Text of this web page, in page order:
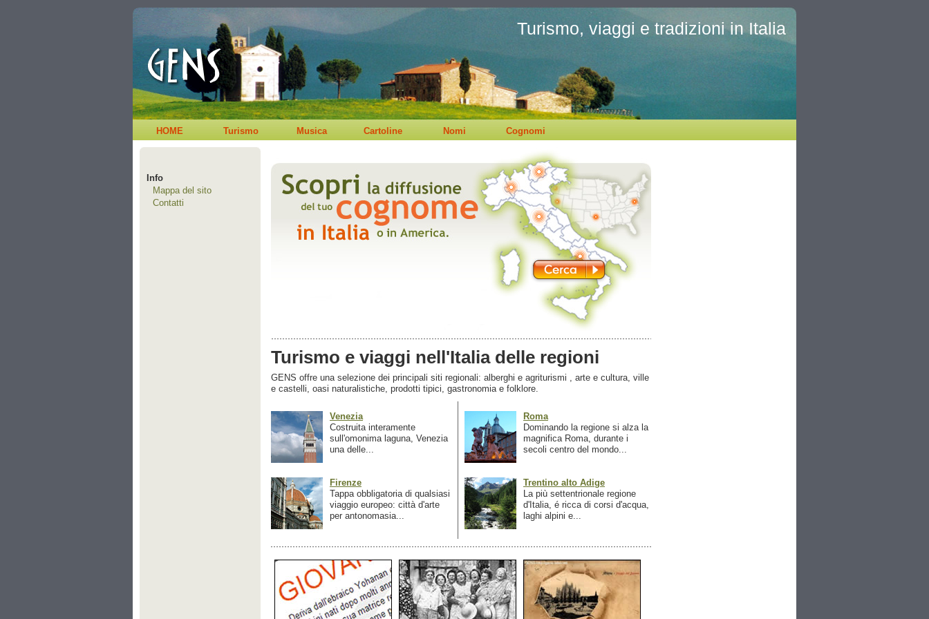
Turismo, viaggi e tradizioni in Italia
HOME Turismo Musica Cartoline Nomi Cognomi
Info
Mappa del sito
Contatti
Turismo e viaggi nell'Italia delle regioni
GENS offre una selezione dei principali siti regionali: alberghi e agriturismi , arte e cultura, ville
e castelli, oasi naturalistiche, prodotti tipici, gastronomia e folklore.
Venezia
Costruita interamente
sull'omonima laguna, Venezia
una delle...
Firenze
Tappa obbligatoria di qualsiasi
viaggio europeo: città d'arte
per antonomasia...
Roma
Dominando la regione si alza la
magnifica Roma, durante i
secoli centro del mondo...
Trentino alto Adige
La più settentrionale regione
d'Italia, é ricca di corsi d'acqua,
laghi alpini e...